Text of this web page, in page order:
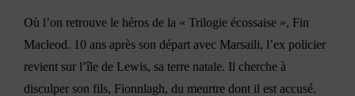
Où l’on retrouve le héros de la « Trilogie écossaise », Fin
Macleod. 10 ans après son départ avec Marsaili, l’ex policier
revient sur l’île de Lewis, sa terre natale. Il cherche à
disculper son fils, Fionnlagh, du meurtre dont il est accusé.